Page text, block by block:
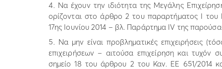
Να έχουν την ιδιότητα της Μεγάλης
ορίζονται στο άρθρο 2 του παραρτήματος I του
17ης Ιουνίου 2014 – βλ. Παράρτημα ΙV της
Να μην είναι προβληματικές επιχειρήσεις
επιχειρήσεων – αιτούσα επιχείρηση και τυχόν
σημείο 18 του άρθρου 2 του Καν. ΕΕ 651/2014